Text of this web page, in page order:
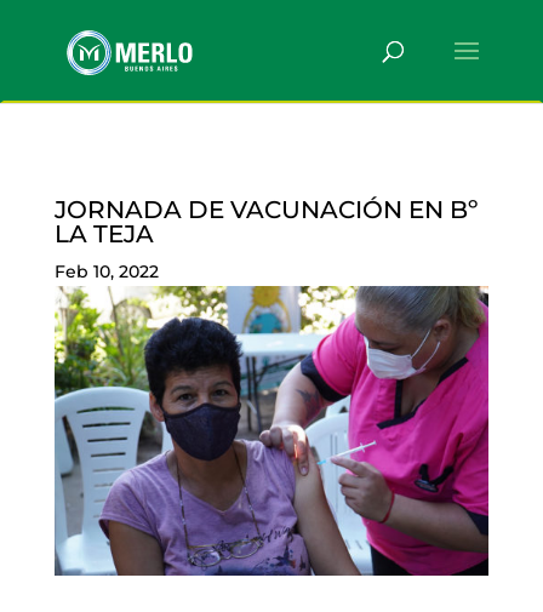
JORNADA DE VACUNACIÓN EN Bº
LA TEJA
Feb 10, 2022